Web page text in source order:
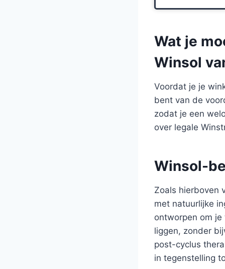
Wat je
Winsol
Voordat je je
bent van de
zodat je een
over legale
Winsol-
Zoals hierboven
met natuurlijke
ontworpen om
liggen, zonder
post-cyclus
in tegenstelling